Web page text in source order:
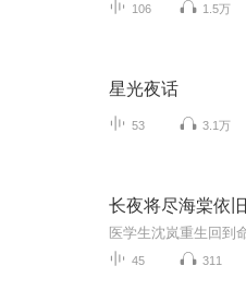
106 1.5万
星光夜话
53 3.1万
长夜将尽海棠依旧
45 311